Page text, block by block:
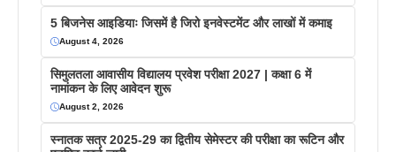
5 बिजनेस आइडियाः जिसमें है जिरो इनवेस्टमेंट और लाखों में कमाइ
August 4, 2026
सिमुलतला आवासीय विद्यालय प्रवेश परीक्षा 2027 | कक्षा 6 में
नामांकन के लिए आवेदन शुरू
August 2, 2026
स्नातक सत्र 2025-29 का द्वितीय सेमेस्टर की परीक्षा का रूटिन और